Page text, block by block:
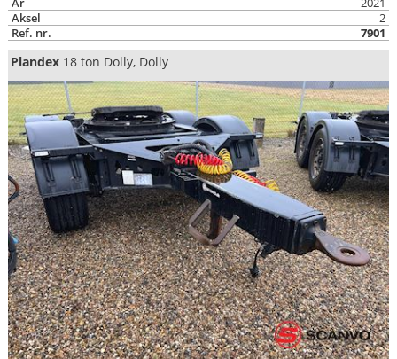
Aksel
2
Ref. nr.
7901
Plandex18 ton Dolly, Dolly